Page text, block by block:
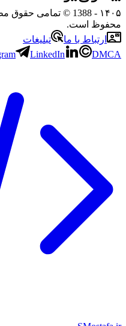
۱۴۰۵
- 1388 © تمامی
محفوظ است.
ارتباط با ما
تبلیغات
LinkedIn DMCA